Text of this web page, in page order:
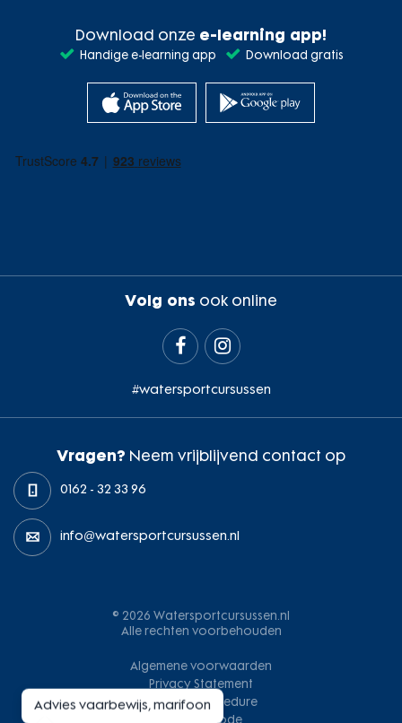
Download onze e-learning app!
Handige e-learning app Download gratis
Volg ons ook online
 
#watersportcursussen
Vragen? Neem vrijblijvend contact op
0162 - 32 33 96
info@watersportcursussen.nl
© 2026 Watersportcursussen.nl
Alle rechten voorbehouden
Algemene voorwaarden
Privacy Statement
Klachtenprocedure
Advies vaarbewijs, marifoon